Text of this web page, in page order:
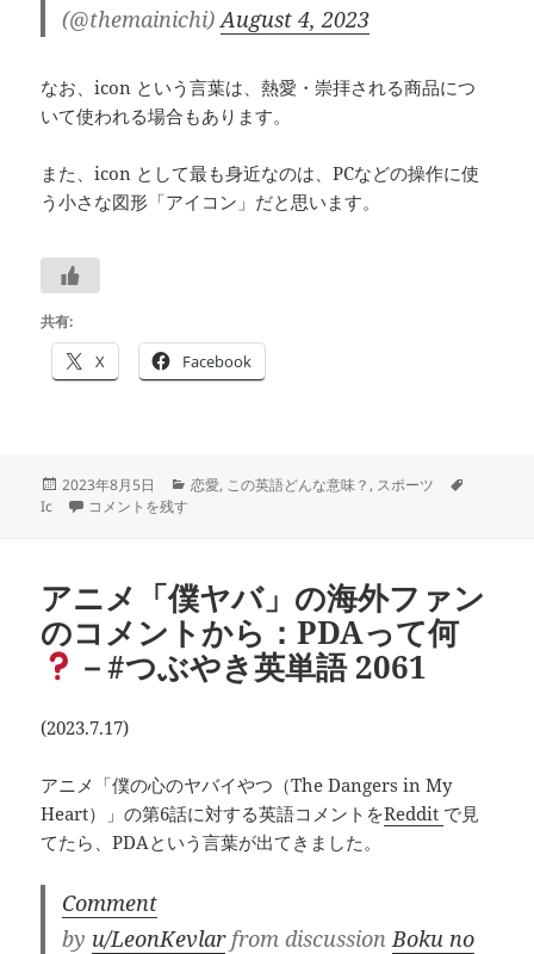
(@themainichi)August 4, 2023
なお、icon という言葉は、熱愛・崇拝される商品につ
いて使われる場合もあります。
また、icon として最も身近なのは、PCなどの操作に使
う小さな図形「アイコン」だと思います。
共有:
X Facebook
投
稿
2023年8月5日
カ
恋愛, この英語どんな意味？ , スポーツ
Ic figure skating icon と言えば・・－⛸－#つぶやき英単語 2081 に
コメントを残す
アニメ「僕ヤバ」の海外ファン
のコメントから：PDAって何
－#つぶやき英単語 2061
(2023.7.17)
アニメ「僕の心のヤバイやつ（The Dangers in My
Heart）」の第6話に対する英語コメントをReddit で見
てたら、PDAという言葉が出てきました。
Comment
by u/LeonKevlarfrom discussion Boku no